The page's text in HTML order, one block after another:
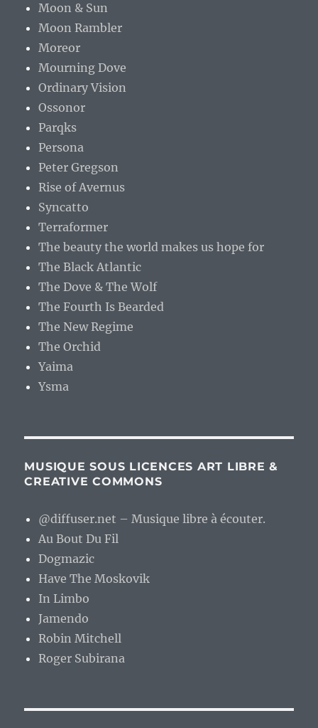
Moon & Sun
Moon Rambler
Moreor
Mourning Dove
Ordinary Vision
Ossonor
Parqks
Persona
Peter Gregson
Rise of Avernus
Syncatto
Terraformer
The beauty the world makes us hope for
The Black Atlantic
The Dove & The Wolf
The Fourth Is Bearded
The New Regime
The Orchid
Yaima
Ysma
MUSIQUE SOUS LICENCES ART LIBRE &
CREATIVE COMMONS
@diffuser.net – Musique libre à écouter.
Au Bout Du Fil
Dogmazic
Have The Moskovik
In Limbo
Jamendo
Robin Mitchell
Roger Subirana